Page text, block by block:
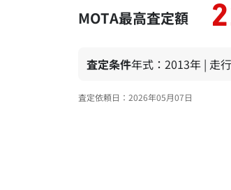
MOTA最高査定額
査定条件年式：2013年 | 走
査定依頼日：2026年05月07日